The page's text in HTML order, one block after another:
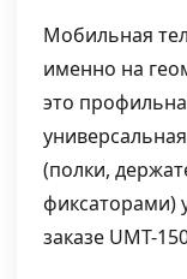
Мобильная
именно на
это
(полки,
фиксаторами)
заказе UMT-